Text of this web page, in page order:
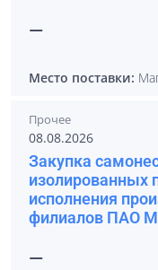
—
Место поставки:
Прочее
08.08.2026
Закупка
изолированных
исполнения
филиалов ПАО
—